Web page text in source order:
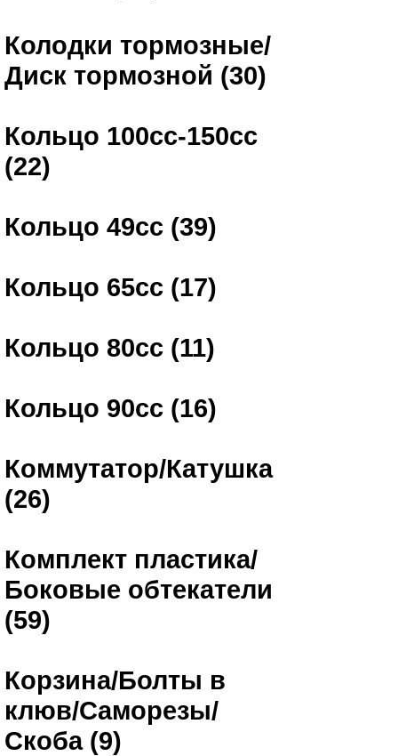
Колодки тормозные/
Диск тормозной (30)
Кольцо 100сс-150сс
(22)
Кольцо 49сс (39)
Кольцо 65сс (17)
Кольцо 80сс (11)
Кольцо 90сс (16)
Коммутатор/Катушка
(26)
Комплект пластика/
Боковые обтекатели
(59)
Корзина/Болты в
клюв/Саморезы/
Скоба (9)